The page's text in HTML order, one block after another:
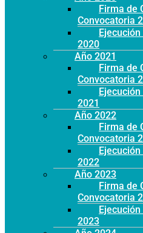
Firma de
Convocatoria
2020
Año 2021
Firma de
Convocatoria
2021
Año 2022
Firma de
Convocatoria
2022
Año 2023
Firma de
Convocatoria
2023